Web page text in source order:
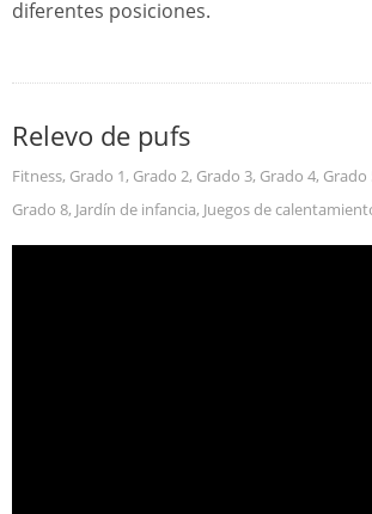
diferentes posiciones.
Relevo de pufs
Fitness, Grado 1, Grado 2, Grado 3, Grado 4, Grado
Grado 8, Jardín de infancia, Juegos de